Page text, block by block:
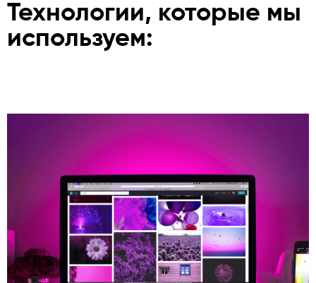
Технологии, которые мы
используем: